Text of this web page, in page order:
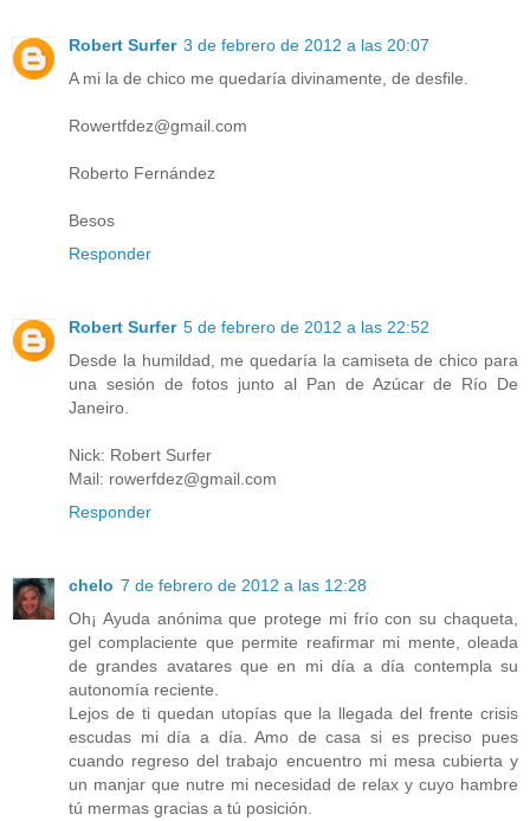
Robert Surfer 3 de febrero de 2012 a las 20:07
A mi la de chico me quedaría divinamente, de desfile.
Rowertfdez@gmail.com
Roberto Fernández
Besos
Responder
Robert Surfer 5 de febrero de 2012 a las 22:52
Desde la humildad, me quedaría la camiseta de chico para
una sesión de fotos junto al Pan de Azúcar de Río De
Janeiro.
Nick: Robert Surfer
Mail: rowerfdez@gmail.com
Responder
chelo 7 de febrero de 2012 a las 12:28
Oh¡ Ayuda anónima que protege mi frío con su chaqueta,
gel complaciente que permite reafirmar mi mente, oleada
de grandes avatares que en mi día a día contempla su
autonomía reciente.
Lejos de ti quedan utopías que la llegada del frente crisis
escudas mi día a día. Amo de casa si es preciso pues
cuando regreso del trabajo encuentro mi mesa cubierta y
un manjar que nutre mi necesidad de relax y cuyo hambre
tú mermas gracias a tú posición.